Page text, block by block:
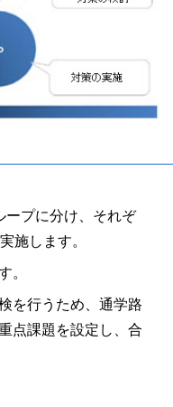
ープに分け、それぞ
施します。
。
を行うため、通学路
点課題を設定し、合